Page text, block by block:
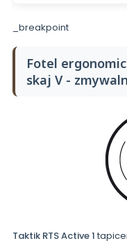
_breakpoint
Fotel
skaj V -
Taktik RTS Active 1